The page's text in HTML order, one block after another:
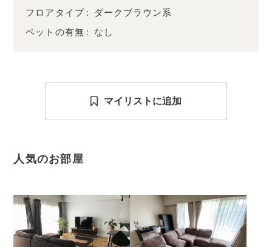
フロアタイプ
ダークブラウン系
ペットの有無
なし
マイリストに追加
人気のお部屋